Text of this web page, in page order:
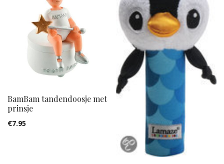
BamBam tandendoosje met
prinsje
€7.95